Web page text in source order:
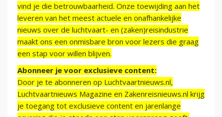
vind je die betrouwbaarheid. Onze toewijding aan het
leveren van het meest actuele en onafhankelijke
nieuws over de luchtvaart- en (zaken)reisindustrie
maakt ons een onmisbare bron voor lezers die graag
een stap voor willen blijven.
Abonneer je voor exclusieve content:
Door je te abonneren op Luchtvaartnieuws.nl,
Luchtvaartnieuws Magazine en Zakenreisnieuws.nl krijg
je toegang tot exclusieve content en jarenlange